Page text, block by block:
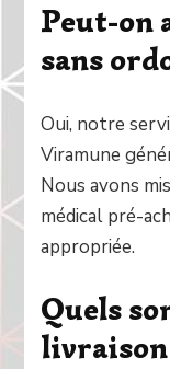
Peut-on
sans
Oui, notre
Viramune
Nous avons
médical pré-
appropriée.
Quels
livraison